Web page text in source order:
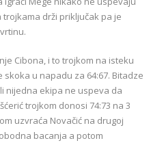
drži priključak pa je
Cibona, i to trojkom na isteku
u napadu za 64:67. Bitadze
nijedna ekipa ne uspeva da
trojkom donosi 74:73 na 3
uzvraća Novačić na drugoj
bacanja a potom